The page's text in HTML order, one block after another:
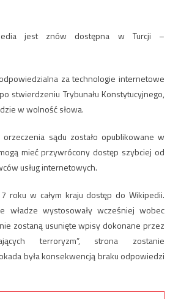
jest znów dostępna w Turcji –
za technologie internetowe
stwierdzeniu Trybunału Konstytucyjnego,
w wolność słowa.
orzeczenia sądu zostało opublikowane w
mieć przywrócony dostęp szybciej od
usług internetowych.
roku w całym kraju dostęp do Wikipedii.
władze wystosowały wcześniej wobec
zostaną usunięte wpisy dokonane przez
terroryzm”, strona zostanie
była konsekwencją braku odpowiedzi